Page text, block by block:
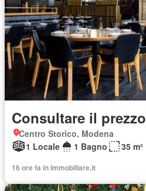
Consultare il prezzo
Centro Storico, Modena
1 Locale
1 Bagno 35 m²
16 ore fa in Immobiliare.it